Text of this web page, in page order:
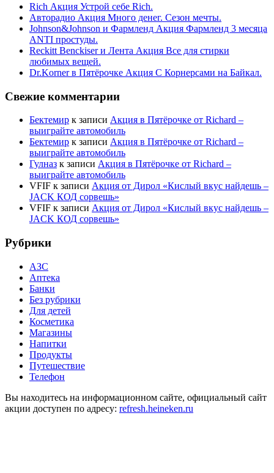
Rich Акция Устрой себе Rich.
Авторадио Акция Много денег. Сезон мечты.
Johnson&Johnson и Фармленд Акция Фармленд 3 месяца
ANTI простуды.
Reckitt Benckiser и Лента Акция Все для стирки
любимых вещей.
Dr.Korner в Пятёрочке Акция С Корнерсами на Байкал.
Свежие комментарии
Бектемир к записи Акция в Пятёрочке от Richard –
выиграйте автомобиль
Бектемир к записи Акция в Пятёрочке от Richard –
выиграйте автомобиль
Гулназ к записи Акция в Пятёрочке от Richard –
выиграйте автомобиль
VFIF к записи Акция от Дирол «Кислый вкус найдешь –
JACK КОД сорвешь»
VFIF к записи Акция от Дирол «Кислый вкус найдешь –
JACK КОД сорвешь»
Рубрики
АЗС
Аптека
Банки
Без рубрики
Для детей
Косметика
Магазины
Напитки
Продукты
Путешествие
Телефон
Вы находитесь на информационном сайте, официальный сайт
акции доступен по адресу: refresh.heineken.ru